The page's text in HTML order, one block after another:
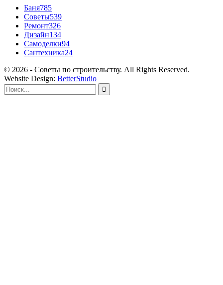
Баня785
Советы539
Ремонт326
Дизайн134
Самоделки94
Сантехника24
© 2026 - Советы по строительству. All Rights Reserved.
Website Design: BetterStudio